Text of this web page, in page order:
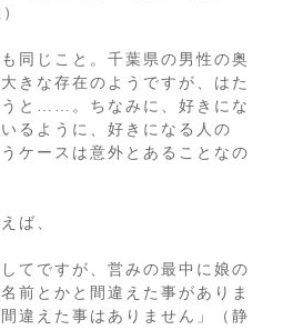
同じこと。千葉県の男性の奥
きな存在のようですが、はた
うと……。ちなみに、好きにな
るように、好きになる人の
ケースは意外とあることなの
ば、
てですが、営みの最中に娘の
前とかと間違えた事がありま
違えた事はありません」（静